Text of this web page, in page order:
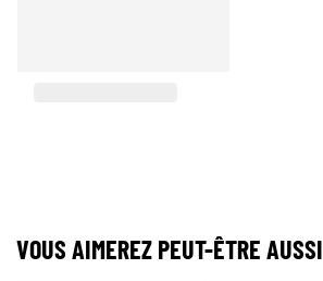
VOUS AIMEREZ PEUT-ÊTRE AUSSI